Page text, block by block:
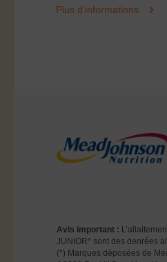
Plus d'informations
Avis important :
JUNIOR* sont des denrées
(*) Marques déposées de